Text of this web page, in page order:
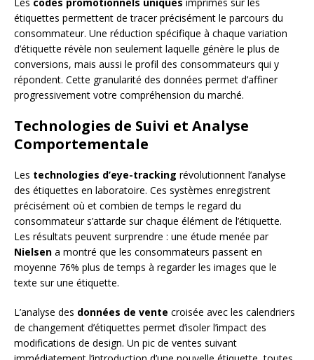
étiquettes permettent de tracer précisément le parcours du
consommateur. Une réduction spécifique à chaque variation
d’étiquette révèle non seulement laquelle génère le plus de
conversions, mais aussi le profil des consommateurs qui y
répondent. Cette granularité des données permet d’affiner
progressivement votre compréhension du marché.
Technologies de Suivi et Analyse
Comportementale
Les technologies d’eye-tracking révolutionnent l’analyse
des étiquettes en laboratoire. Ces systèmes enregistrent
précisément où et combien de temps le regard du
consommateur s’attarde sur chaque élément de l’étiquette.
Les résultats peuvent surprendre : une étude menée par
Nielsen a montré que les consommateurs passent en
moyenne 76% plus de temps à regarder les images que le
texte sur une étiquette.
L’analyse des données de vente croisée avec les calendriers
de changement d’étiquettes permet d’isoler l’impact des
modifications de design. Un pic de ventes suivant